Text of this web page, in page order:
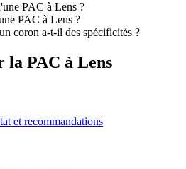
PAC à Lens ?
PAC à Lens ?
coron a-t-il des spécificités ?
la PAC à Lens
et recommandations